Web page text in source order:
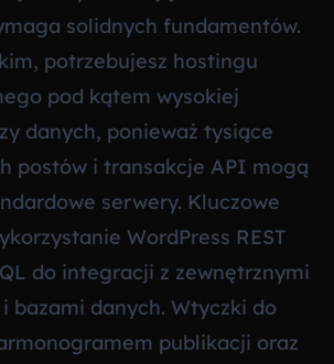
solidnych fundamentów.
potrzebujesz hostingu
pod kątem wysokiej
danych, ponieważ tysiące
postów i transakcje API mogą
serwery. Kluczowe
WordPress REST
do integracji z zewnętrznymi
bazami danych. Wtyczki do
publikacji oraz